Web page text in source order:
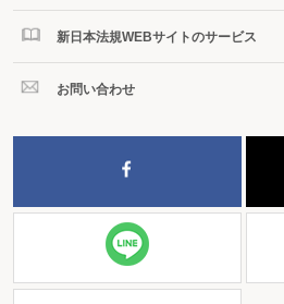
新日本法規WEBサイトのサービス
お問い合わせ